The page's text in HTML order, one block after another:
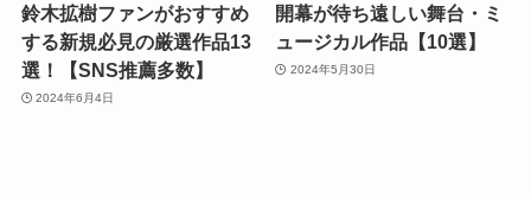
鈴木拡樹ファンがおすすめ
する新規必見の厳選作品13
選！【SNS推薦多数】
2024年6月4日
開幕が待ち遠しい舞台・ミ
ュージカル作品【10選】
2024年5月30日